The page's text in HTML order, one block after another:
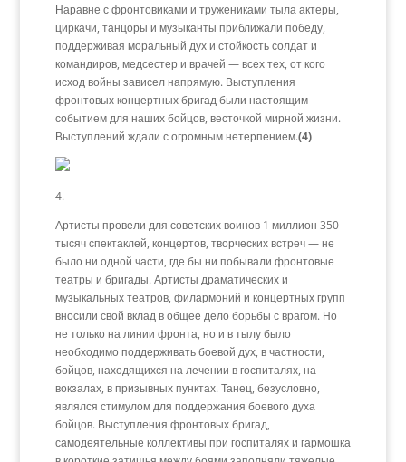
Наравне с фронтовиками и тружениками тыла актеры,
циркачи, танцоры и музыканты приближали победу,
поддерживая моральный дух и стойкость солдат и
командиров, медсестер и врачей — всех тех, от кого
исход войны зависел напрямую. Выступления
фронтовых концертных бригад были настоящим
событием для наших бойцов, весточкой мирной жизни.
Выступлений ждали с огромным нетерпением.(4)
4.
Артисты провели для советских воинов 1 миллион 350
тысяч спектаклей, концертов, творческих встреч — не
было ни одной части, где бы ни побывали фронтовые
театры и бригады. Артисты драматических и
музыкальных театров, филармоний и концертных групп
вносили свой вклад в общее дело борьбы с врагом. Но
не только на линии фронта, но и в тылу было
необходимо поддерживать боевой дух, в частности,
бойцов, находящихся на лечении в госпиталях, на
вокзалах, в призывных пунктах. Танец, безусловно,
являлся стимулом для поддержания боевого духа
бойцов. Выступления фронтовых бригад,
самодеятельные коллективы при госпиталях и гармошка